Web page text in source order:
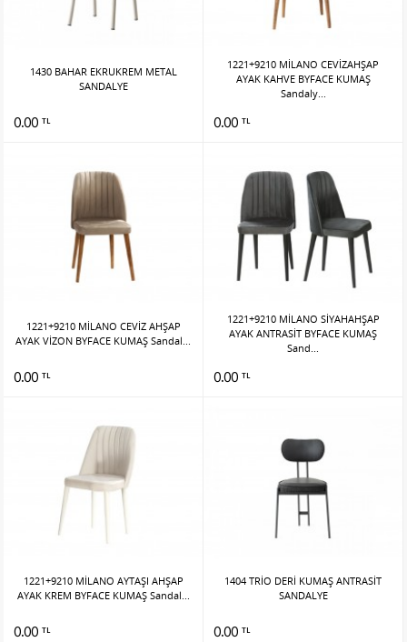
1430 BAHAR EKRUKREM METAL
SANDALYE
0.00 TL
1221+9210 MİLANO CEVİZAHŞAP
AYAK KAHVE BYFACE KUMAŞ
Sandaly...
0.00 TL
1221+9210 MİLANO CEVİZ AHŞAP
AYAK VİZON BYFACE KUMAŞ Sandal...
0.00 TL
1221+9210 MİLANO SİYAHAHŞAP
AYAK ANTRASİT BYFACE KUMAŞ
Sand...
0.00 TL
1221+9210 MİLANO AYTAŞI AHŞAP
AYAK KREM BYFACE KUMAŞ Sandal...
0.00 TL
1404 TRİO DERİ KUMAŞ ANTRASİT
SANDALYE
0.00 TL